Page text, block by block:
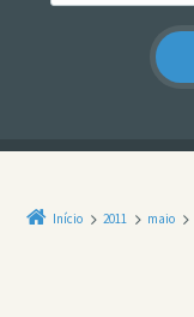
Início 2011 maio